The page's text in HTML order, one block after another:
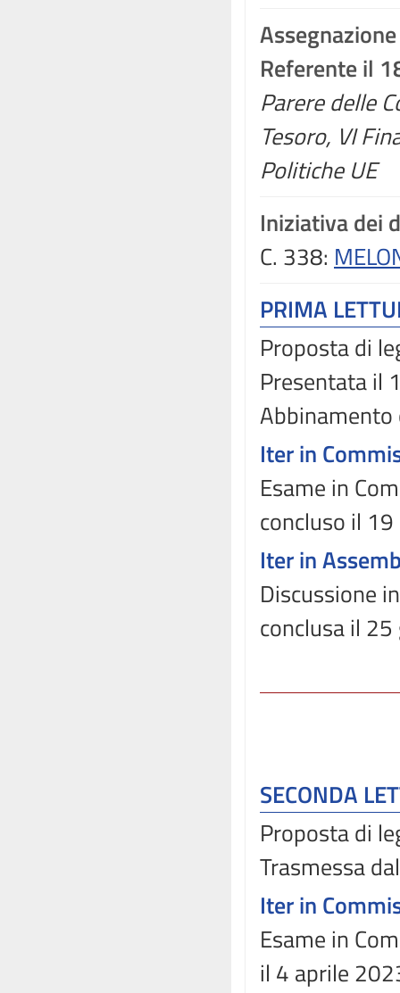
Assegnazione
Referente il
Parere delle
Tesoro, VI
Politiche UE
Iniziativa dei
C. 338:
PRIMA
Proposta di
Presentata il
Abbinamento
Iter in
Esame in
concluso il
Iter in
Discussione
conclusa il
SECONDA
Proposta di
Trasmessa
Iter in
Esame in
il 4 aprile